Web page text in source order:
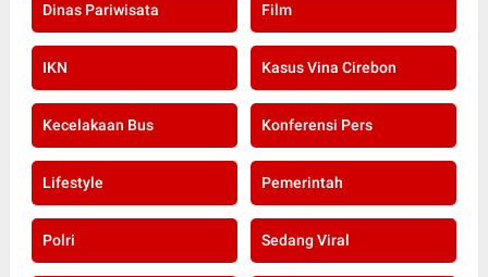
Dinas Pariwisata Film
IKN Kasus Vina Cirebon
Kecelakaan Bus Konferensi Pers
Lifestyle Pemerintah
Polri Sedang Viral